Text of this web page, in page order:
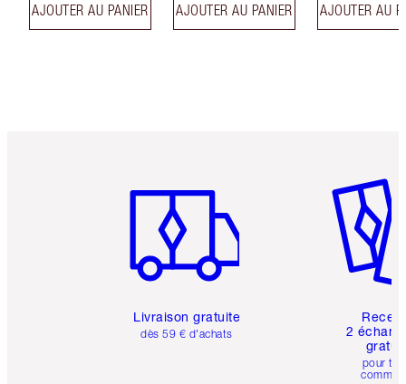
AJOUTER AU PANIER AJOUTER AU PANIER AJOUTER AU
Livraison gratuite
dès 59 € d'achats
2
pour